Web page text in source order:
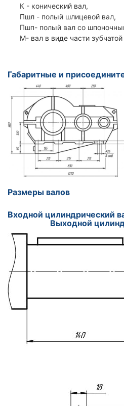
К - конический вал,
Пшл - полый шлицевой вал,
Пшп- полый вал со
М- вал в виде части
Габаритные и
Размеры валов
Входной
Выходной